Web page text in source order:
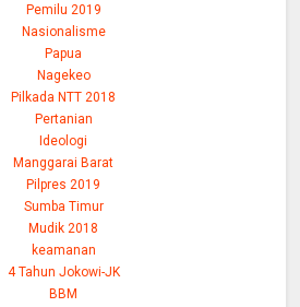
Pemilu 2019
Nasionalisme
Papua
Nagekeo
Pilkada NTT 2018
Pertanian
Ideologi
Manggarai Barat
Pilpres 2019
Sumba Timur
Mudik 2018
keamanan
4 Tahun Jokowi-JK
BBM